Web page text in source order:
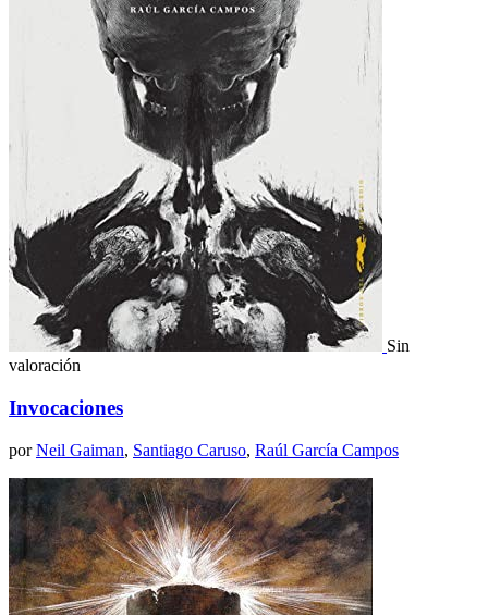
Sin
valoración
Invocaciones
porNeil Gaiman, Santiago Caruso, Raúl García Campos